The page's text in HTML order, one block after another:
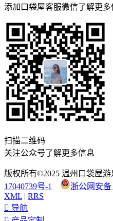
添加口袋屋客服微信了解更多
扫描二维码
关注公众号了解更多信息
版权所有©2025 温州口袋屋
17040739号-1
浙公网安备
XML | RRS
 导航